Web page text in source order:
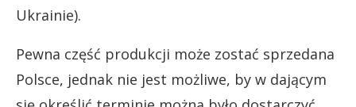
Ukrainie).
Pewna część produkcji może zostać sprzedana
Polsce, jednak nie jest możliwe, by w dającym